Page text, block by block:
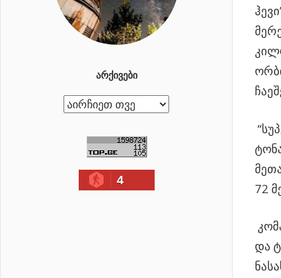
72
და
ᲐᲠᲥᲘᲕᲔᲑᲘ
ა
4